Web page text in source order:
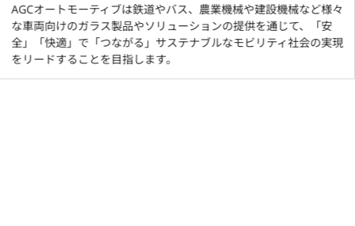
AGCオートモーティブは鉄道やバス、農業機械や建設機械など様々
な車両向けのガラス製品やソリューションの提供を通じて、「安
全」「快適」で「つながる」サステナブルなモビリティ社会の実現
をリードすることを目指します。